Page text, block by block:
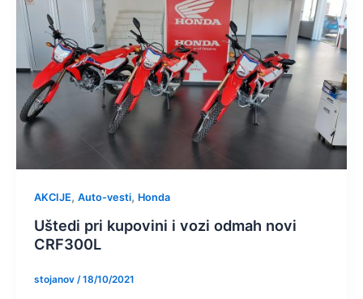
AKCIJE, Auto-vesti, Honda
Uštedi pri kupovini i vozi odmah novi
CRF300L
stojanov /18/10/2021